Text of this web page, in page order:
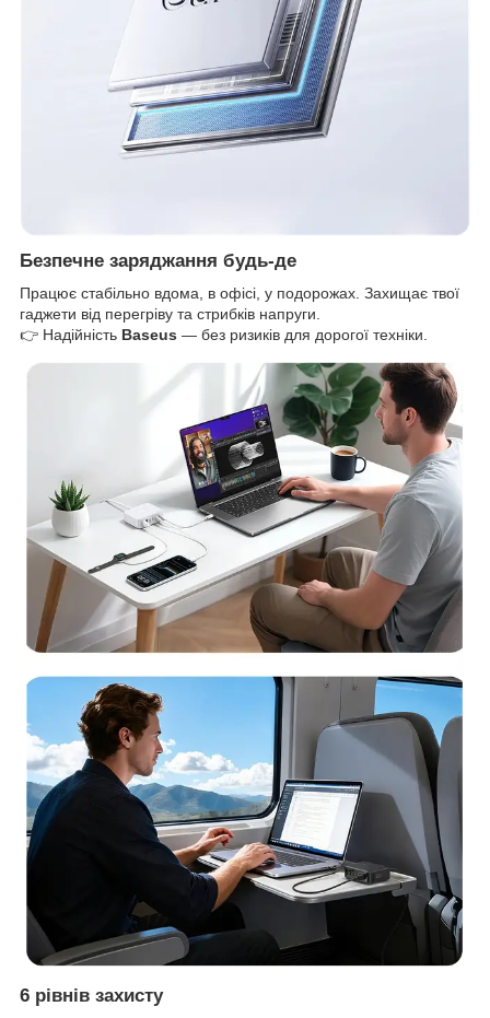
Безпечне заряджання будь-де
Працює стабільно вдома, в офісі, у подорожах. Захищає твої
гаджети від перегріву та стрибків напруги.
👉 Надійність Baseus — без ризиків для дорогої техніки.
6 рівнів захисту